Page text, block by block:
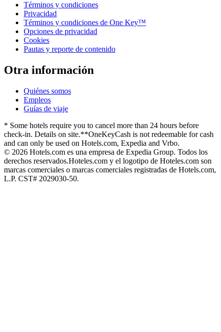
Términos y condiciones
Privacidad
Términos y condiciones de One Key™
Opciones de privacidad
Cookies
Pautas y reporte de contenido
Otra información
Quiénes somos
Empleos
Guías de viaje
* Some hotels require you to cancel more than 24 hours before
check-in. Details on site.**OneKeyCash is not redeemable for cash
and can only be used on Hotels.com, Expedia and Vrbo.
© 2026 Hotels.com es una empresa de Expedia Group. Todos los
derechos reservados.Hoteles.com y el logotipo de Hoteles.com son
marcas comerciales o marcas comerciales registradas de Hotels.com,
L.P. CST# 2029030-50.